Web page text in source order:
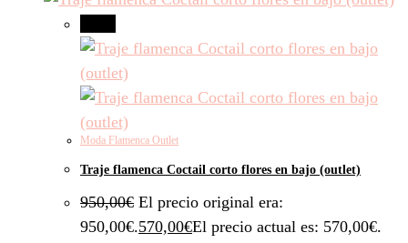
Moda Flamenca Outlet
Traje flamenca Coctail corto flores en bajo (outlet)
950,00€ El precio original era:
950,00€.570,00€El precio actual es: 570,00€.